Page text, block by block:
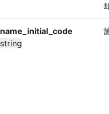
name_initial_code
string